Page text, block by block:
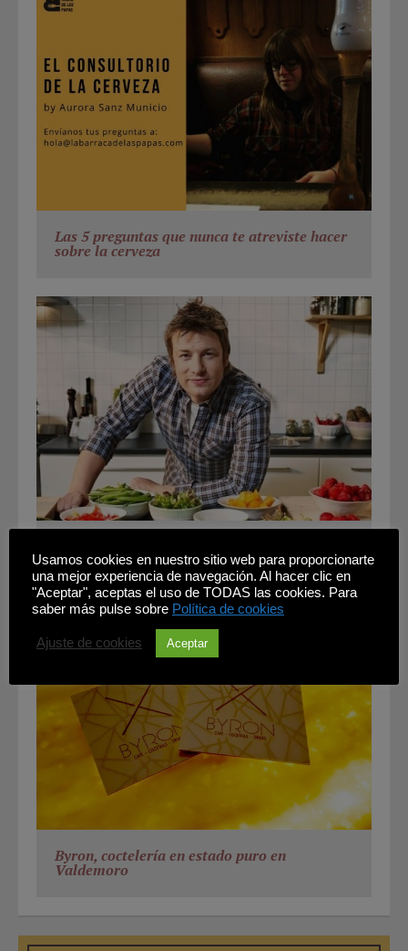
Las 5 preguntas que nunca te atreviste hacer
sobre la cerveza
diferente
Byron, coctelería en estado puro en
Valdemoro
Usamos cookies en nuestro sitio web para proporcionarte
una mejor experiencia de navegación. Al hacer clic en
"Aceptar", aceptas el uso de TODAS las cookies. Para
saber más pulse sobre Política de cookies
Ajuste de cookies Aceptar